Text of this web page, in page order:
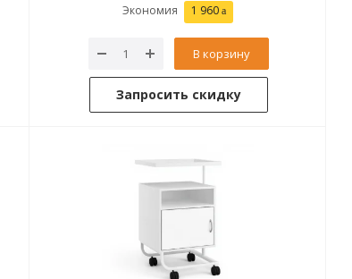
Экономия 1 960
В корзину
Запросить скидку